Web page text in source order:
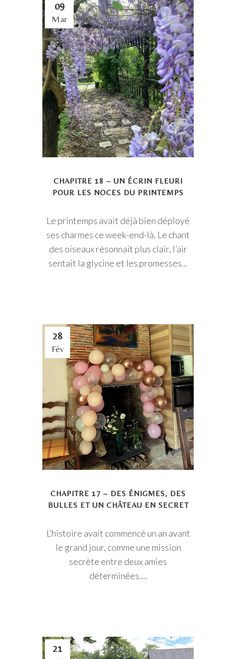
09
Mar
CHAPITRE 18 – UN ÉCRIN FLEURI
POUR LES NOCES DU PRINTEMPS
Le printemps avait déjà bien déployé
ses charmes ce week-end-là. Le chant
des oiseaux résonnait plus clair, l’air
sentait la glycine et les promesses...
28
Fév
CHAPITRE 17 – DES ÉNIGMES, DES
BULLES ET UN CHÂTEAU EN SECRET
L’histoire avait commencé un an avant
le grand jour, comme une mission
secrète entre deux amies
déterminées....
21